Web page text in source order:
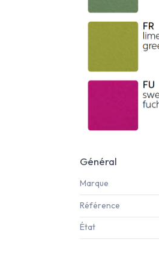
Général
Marque
Référence
État